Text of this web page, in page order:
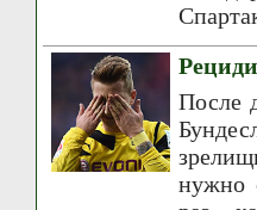
После
нужно